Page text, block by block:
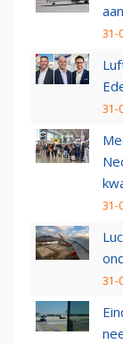
31-
31-
31-
31-